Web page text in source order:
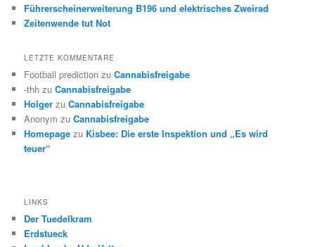
Führerscheinerweiterung B196 und elektrisches Zweirad
Zeitenwende tut Not
LETZTE KOMMENTARE
Football prediction zuCannabisfreigabe
-thh zuCannabisfreigabe
Holger zuCannabisfreigabe
Anonym zuCannabisfreigabe
Homepage zu Kisbee: Die erste Inspektion und „Es wird
teuer“
LINKS
Der Tuedelkram
Erdstueck